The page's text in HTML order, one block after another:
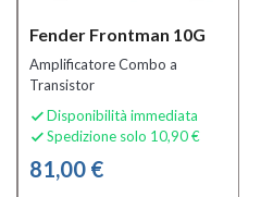
Fender Frontman 10G
Amplificatore Combo a
Transistor
 Disponibilità immediata
 Spedizione solo 10,90 €
81,00 €